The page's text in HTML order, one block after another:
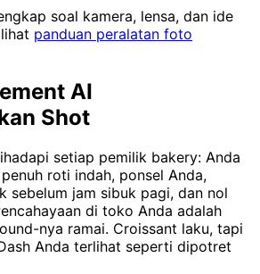
soal kamera, lensa, dan ide
panduan peralatan foto
AI
Shot
setiap pemilik bakery: Anda
roti indah, ponsel Anda,
sebelum jam sibuk pagi, dan nol
di toko Anda adalah
nya ramai. Croissant laku, tapi
Anda terlihat seperti dipotret